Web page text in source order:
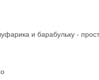
и барабульку -